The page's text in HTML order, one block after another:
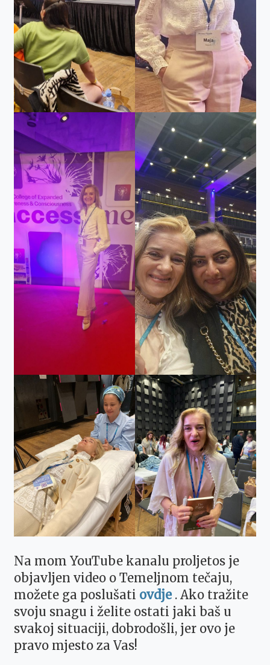
Na mom YouTube kanalu proljetos je
objavljen video o Temeljnom tečaju,
možete ga poslušati ovdje. Ako tražite
svoju snagu i želite ostati jaki baš u
svakoj situaciji, dobrodošli, jer ovo je
pravo mjesto za Vas!